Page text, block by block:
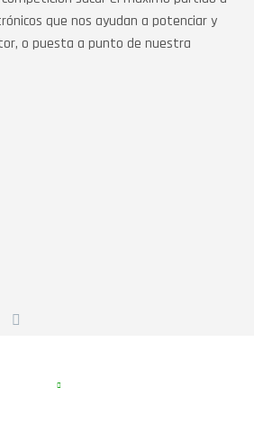
que nos ayudan a potenciar y
o puesta a punto de nuestra